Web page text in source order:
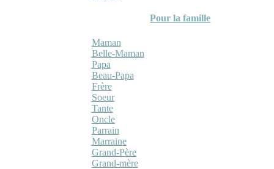
Pour la famille
Maman
Belle-Maman
Papa
Beau-Papa
Frère
Soeur
Tante
Oncle
Parrain
Marraine
Grand-Père
Grand-mère